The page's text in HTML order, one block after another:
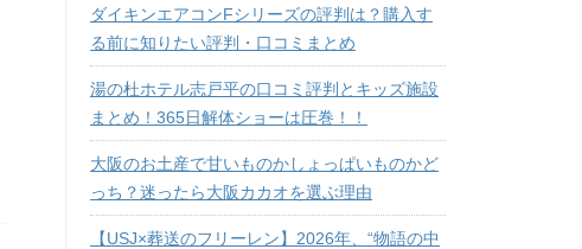
ダイキンエアコンFシリーズの評判は？購入す
る前に知りたい評判・口コミまとめ
湯の杜ホテル志戸平の口コミ評判とキッズ施設
まとめ！365日解体ショーは圧巻！！
大阪のお土産で甘いものかしょっぱいものかど
っち？迷ったら大阪カカオを選ぶ理由
【USJ×葬送のフリーレン】2026年、“物語の中